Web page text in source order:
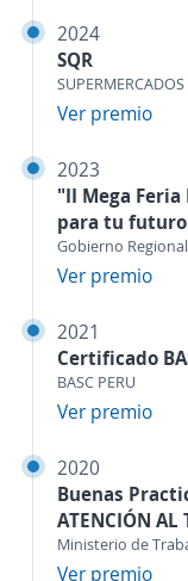
2024
SQR
Ver premio
2023
"II Mega
para tu
Gobierno
Ver premio
2021
Certificado
BASC PERU
Ver premio
2020
Buenas
ATENCIÓN AL
Ministerio de
Ver premio